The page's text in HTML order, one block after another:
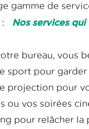
gamme de
:
Nos services
bureau, vous
sport pour
projection pour
ou vos soirées
pour relâcher la